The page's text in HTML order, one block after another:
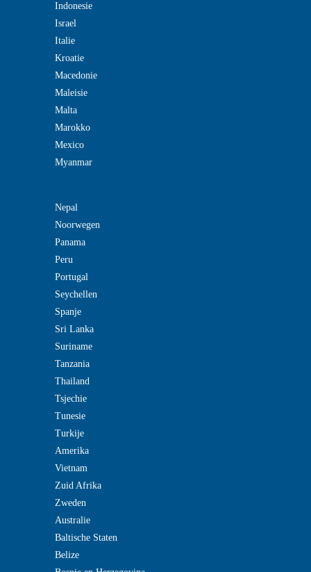
Indonesie
Israel
Italie
Kroatie
Macedonie
Maleisie
Malta
Marokko
Mexico
Myanmar
Nepal
Noorwegen
Panama
Peru
Portugal
Seychellen
Spanje
Sri Lanka
Suriname
Tanzania
Thailand
Tsjechie
Tunesie
Turkije
Amerika
Vietnam
Zuid Afrika
Zweden
Australie
Baltische Staten
Belize